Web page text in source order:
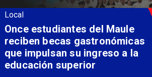
Local
Álvarez-Salamanca lidera la
apuesta regional para
consolidar el Paso Pehuenche
como alternativa a Los
Libertadores